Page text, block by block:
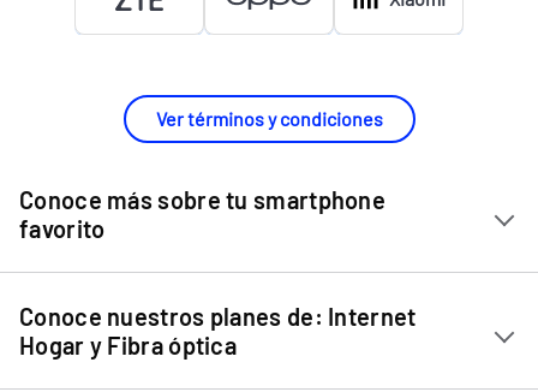
Ver términos y condiciones
Conoce más sobre tu smartphone
favorito
Chip Entel
Apple iPhone 11
Apple iPhone 12 Mini
Conoce nuestros planes de: Internet
Hogar y Fibra óptica